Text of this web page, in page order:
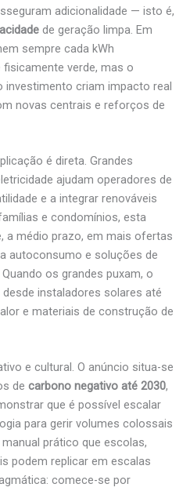
adicionalidade — isto é,
de geração limpa. Em
sempre cada kWh
verde, mas o
investimento criam impacto real
novas centrais e reforços de
é direta. Grandes
ajudam operadores de
e a integrar renováveis
e condomínios, esta
a médio prazo, em mais ofertas
autoconsumo e soluções de
Quando os grandes puxam, o
instaladores solares até
e materiais de construção de
e cultural. O anúncio situa-se
de carbono negativo até 2030,
que é possível escalar
para gerir volumes colossais
prático que escolas,
podem replicar em escalas
comece-se por